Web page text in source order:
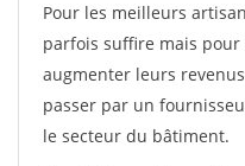
Pour les meilleurs
parfois suffire mais
augmenter leurs
passer par un
le secteur du bâtiment.